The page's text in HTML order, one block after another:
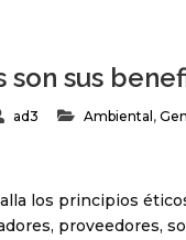
son sus
ad3 Ambiental ,
los principios
proveedores,